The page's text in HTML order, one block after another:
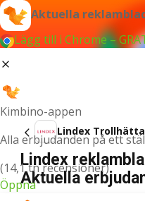
Aktuella
Lägg till i Chrome –
Kimbino-appen
Alla erbjudanden på ett
(14,1 tn recensioner)
Öppna
Lindex
Lindex
Aktuella